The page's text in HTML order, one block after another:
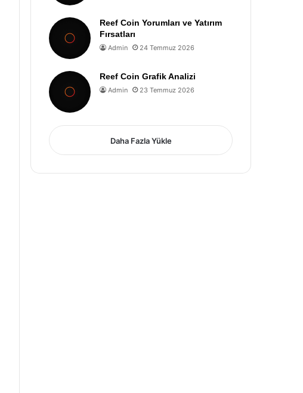
Reef Coin Yorumları ve Yatırım
Fırsatları
Admin 24 Temmuz 2026
Reef Coin Grafik Analizi
Admin 23 Temmuz 2026
Daha Fazla Yükle